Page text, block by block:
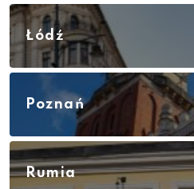
Łódź
Poznań
Rumia